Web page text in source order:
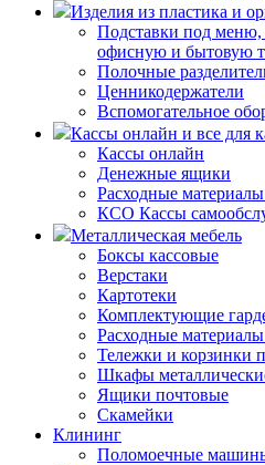
Изделия из пластика и
Подставки под
офисную и бытовую
Полочные
Ценникодержатели
Вспомогательное
Кассы онлайн и все для
Кассы онлайн
Денежные ящики
Расходные
КСО Кассы
Металлическая мебель
Боксы кассовые
Верстаки
Картотеки
Комплектующие
Расходные
Тележки и корзинки
Шкафы
Ящики почтовые
Скамейки
Клининг
Поломоечные